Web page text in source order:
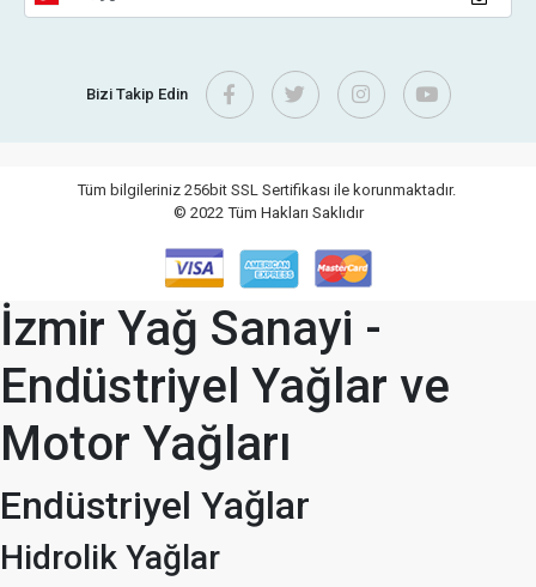
Bizi Takip Edin
Tüm bilgileriniz 256bit SSL Sertifikası ile korunmaktadır.
© 2022 Tüm Hakları Saklıdır
İzmir Yağ Sanayi -
Endüstriyel Yağlar ve
Motor Yağları
Endüstriyel Yağlar
Hidrolik Yağlar